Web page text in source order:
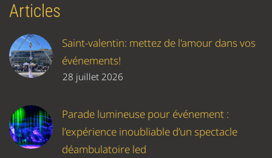
Articles
Saint-valentin: mettez de l'amour dans vos
événements!
28 juillet 2026
Parade lumineuse pour événement :
l’expérience inoubliable d’un spectacle
déambulatoire led